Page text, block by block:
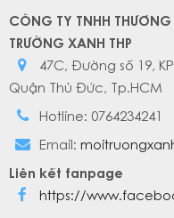
CÔNG TY TNHH
TRƯỜNG XANH THP
47C, Đường số 19,
Quận Thủ Đức, Tp.HCM
Hotline: 0764234241
Email:
Liên kết fanpage
https://